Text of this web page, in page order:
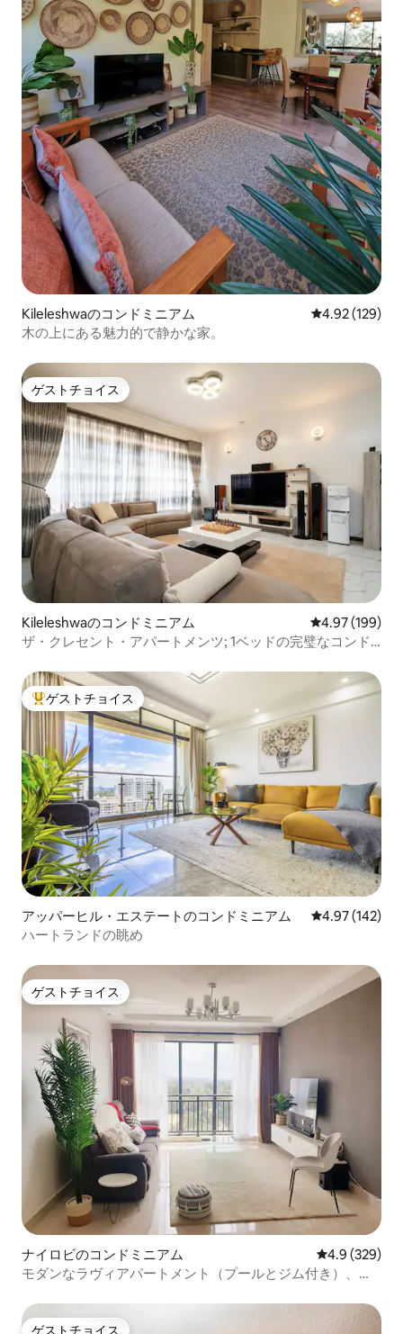
Kileleshwaのコンドミニアム レビュー129
4.92 (129)
木の上にある魅力的で静かな家。
ゲストチョイス
ゲストチョイス
Kileleshwaのコンドミニアム レビュー199
4.97 (199)
ザ・クレセント・アパートメンツ; 1ベッドの完璧なコンド
大好評のゲストチョイスです。
ゲストチョイス
アッパーヒル・エステートのコンドミニアム レビュー142
4.97 (142)
ハートランドの眺め
ゲストチョイス
ゲストチョイス
ナイロビのコンドミニアム レビュー329
4.9 (329)
モダンなラヴィアパートメント（プールとジム付き）、モ
ゲストチョイス